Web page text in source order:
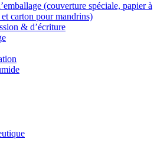
(couverture spéciale, papier à
carton pour mandrins)
& d’écriture